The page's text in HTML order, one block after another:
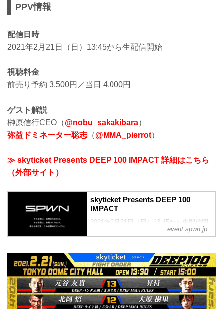
PPV情報
配信日時
2021年2月21日（日）13:45から生配信開始
視聴料金
前売り予約 3,500円／当日 4,000円
ゲスト解説
榊原信行CEO（@nobu_sakakibara）
弥益ドミネーター聡志 （@MMA_pierrot）
≫ skyticket Presents DEEP 100 IMPACT 詳細はこちら
（外部サイト）
skyticket Presents DEEP 100
IMPACT
2021年2月21日（日）13:45から生配信開
event.spwn.jp